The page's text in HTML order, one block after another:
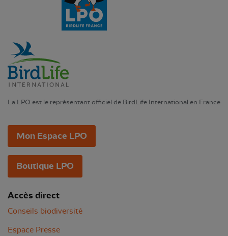
La LPO est le représentant officiel de BirdLife International en France
Mon Espace LPO
Boutique LPO
Accès direct
Conseils biodiversité
Espace Presse